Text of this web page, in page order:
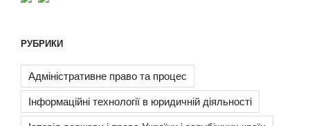
РУБРИКИ
Адміністративне право та процес
Інформаційні технології в юридичній діяльності